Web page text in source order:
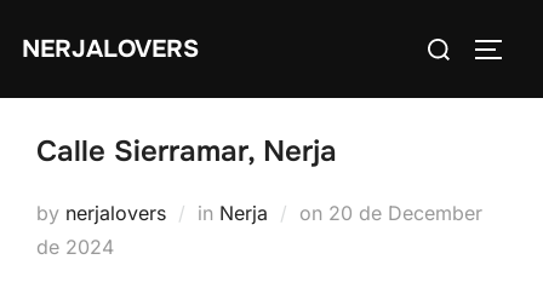
NERJALOVERS
Search
for:
Calle Sierramar, Nerja
by nerjalovers in Nerja on Posted
20 de December
de 2024